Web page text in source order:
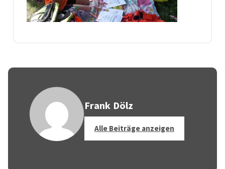
Frank Dölz
Alle Beiträge anzeigen